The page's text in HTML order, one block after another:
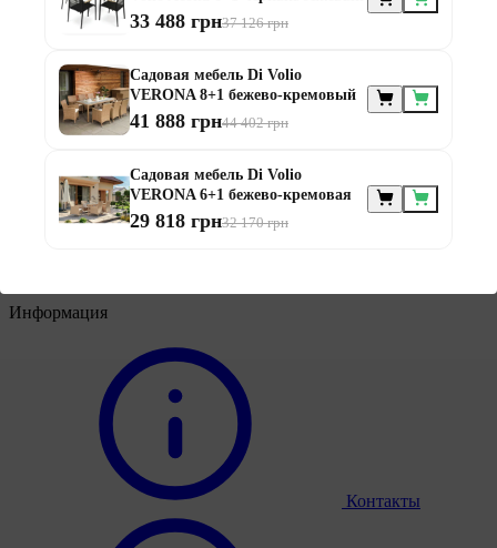
Мебель для балконов
Мебель для беседки
Мебель для дачи
Информация
Контакты
33 488 грн37 126 грн
Садовая мебель Di Volio
VERONA 8+1 бежево-кремовый
41 888 грн44 402 грн
Садовая мебель Di Volio
VERONA 6+1 бежево-кремовая
29 818 грн32 170 грн